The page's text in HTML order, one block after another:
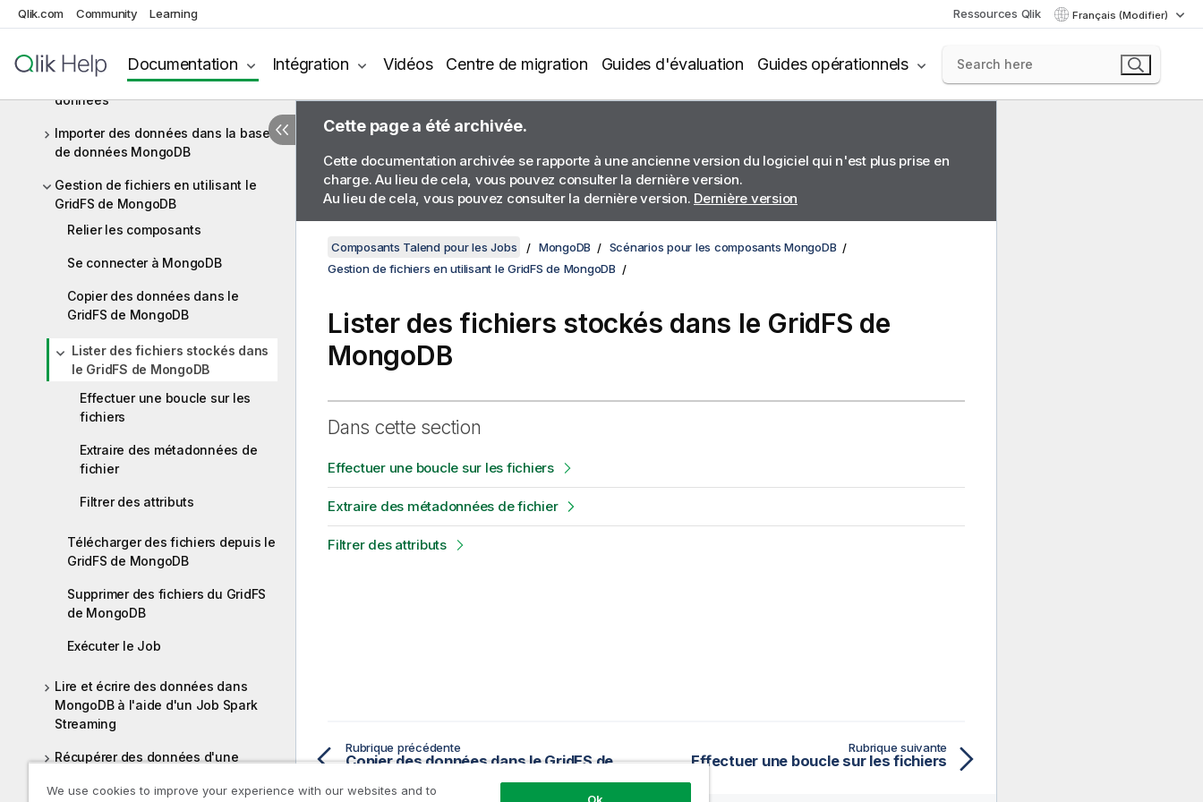
Qlik.com Community Learning Ressources Qlik Français (Modifier)
Documentation Intégration Vidéos Centre de migration Guides d'évaluation Guides opérationnels
MongoDB
Créer une collection et y écrire des
données
Importer des données dans la base
de données MongoDB
Gestion de fichiers en utilisant le
GridFS de MongoDB
Relier les composants
Se connecter à MongoDB
Copier des données dans le
GridFS de MongoDB
Lister des fichiers stockés dans
le GridFS de MongoDB
Effectuer une boucle sur les
fichiers
Extraire des métadonnées de
fichier
Filtrer des attributs
Télécharger des fichiers depuis le
GridFS de MongoDB
Supprimer des fichiers du GridFS
de MongoDB
Exécuter le Job
Lire et écrire des données dans
MongoDB à l'aide d'un Job Spark
Streaming
Récupérer des données d'une
avancées
Cette page a été archivée.
Cette documentation archivée se rapporte à une ancienne version du logiciel qui n'est plus prise en
charge. Au lieu de cela, vous pouvez consulter la dernière version.
Au lieu de cela, vous pouvez consulter la dernière version. Dernière version
Composants Talend pour les Jobs MongoDB
Scénarios pour les composants MongoDB
Gestion de fichiers en utilisant le GridFS de MongoDB
Lister des fichiers stockés dans le GridFS de
MongoDB
Dans cette section
Effectuer une boucle sur les fichiers
Extraire des métadonnées de fichier
Filtrer des attributs
Rubrique précédente
Copier des données dans le GridFS de MongoDB
Rubrique suivante
Effectuer une boucle sur les fichiers
We use cookies to improve your experience with our websites and to